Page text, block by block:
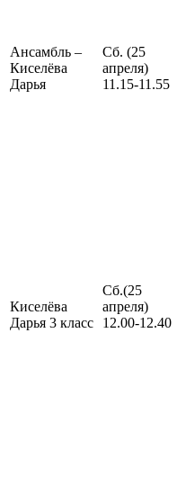
Ансамбль –
Киселёва
Дарья
Сб. (25
апреля)
11.15-11.55
Киселёва
Дарья 3 класс
Сб.(25
апреля)
12.00-12.40